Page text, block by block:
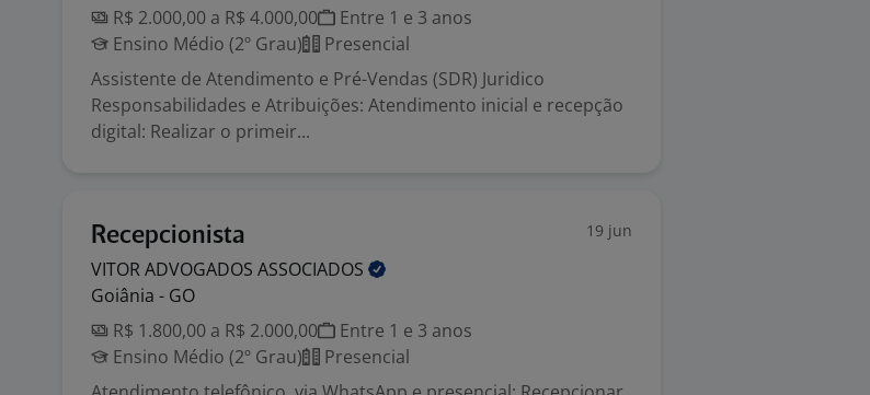
R$ 2.000,00 a R$ 4.000,00
Entre 1 e 3 anos
Ensino Médio (2º Grau)
Presencial
Assistente de Atendimento e Pré-Vendas (SDR) Juridico
Responsabilidades e Atribuições: Atendimento inicial e recepção
digital: Realizar o primeir...
Recepcionista 19 jun
VITOR ADVOGADOS ASSOCIADOS
Goiânia - GO
R$ 1.800,00 a R$ 2.000,00
Entre 1 e 3 anos
Ensino Médio (2º Grau)
Presencial